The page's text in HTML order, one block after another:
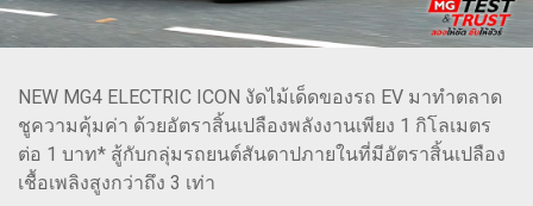
NEW MG4 ELECTRIC ICON งัดไม้เด็ดของรถ EV มาทำตลาด
ชูความคุ้มค่า ด้วยอัตราสิ้นเปลืองพลังงานเพียง 1 กิโลเมตร
ต่อ 1 บาท* สู้กับกลุ่มรถยนต์สันดาปภายในที่มีอัตราสิ้นเปลือง
เชื้อเพลิงสูงกว่าถึง 3 เท่า